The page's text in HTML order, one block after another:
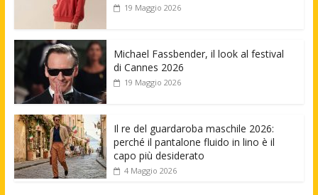
19 Maggio 2026
Michael Fassbender, il look al festival
di Cannes 2026
19 Maggio 2026
Il re del guardaroba maschile 2026:
perché il pantalone fluido in lino è il
capo più desiderato
4 Maggio 2026